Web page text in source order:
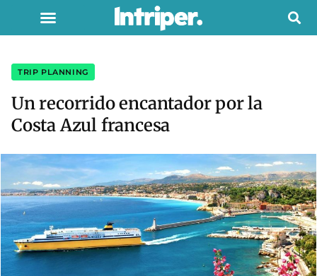
TRIP PLANNING
Un recorrido encantador por la
Costa Azul francesa